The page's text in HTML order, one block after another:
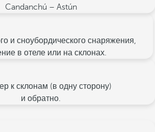
Candanchú – Astún
и сноубордического снаряжения,
в отеле или на склонах.
к склонам (в одну сторону)
и обратно.